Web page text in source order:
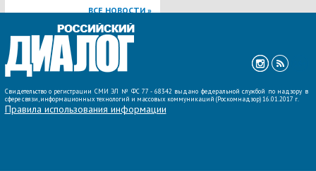
ВСЕ НОВОСТИ »
Свидетельство о регистрации СМИ ЭЛ № ФС 77 - 68342 выдано федеральной службой по надзору в
сфере связи, информационных технологий и массовых коммуникаций (Роскомнадзор) 16.01.2017 г.
Правила использования информации